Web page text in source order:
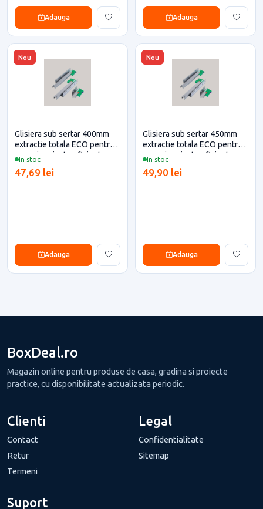
Adauga Adauga
Nou
In stoc
Glisiera sub sertar 400mm
extractie totala ECO pentru
casa si proiecte eficiente
47,69 lei
Adauga
Nou
In stoc
Glisiera sub sertar 450mm
extractie totala ECO pentru
casa si proiecte eficiente
49,90 lei
Adauga
BoxDeal.ro
Magazin online pentru produse de casa, gradina si proiecte
practice, cu disponibilitate actualizata periodic.
Clienti
Contact
Retur
Termeni
Legal
Confidentialitate
Sitemap
Suport